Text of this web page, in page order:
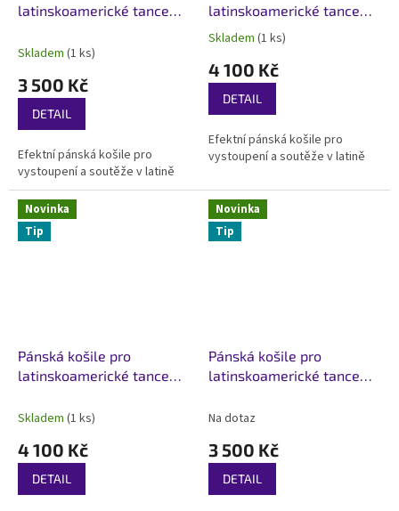
latinskoamerické tance
Skladem (1 ks)
3 500 Kč
DETAIL
Efektní pánská košile pro
vystoupení a soutěže v latině
latinskoamerické tance
Eclipse Černá
Průměrné
produktu
5
hvězdiček.
Skladem (1 ks)
4 100 Kč
DETAIL
Efektní pánská košile pro
vystoupení a soutěže v latině
Novinka
Tip
Pánská košile pro
latinskoamerické tance
Skladem (1 ks)
4 100 Kč
DETAIL
Novinka
Tip
Pánská košile pro
latinskoamerické tance
Na dotaz
3 500 Kč
DETAIL